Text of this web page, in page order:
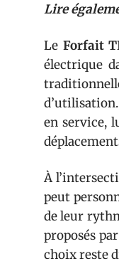
Lire
Le Forfait
électrique
en service,
À
peut
de leur
proposés
choix reste